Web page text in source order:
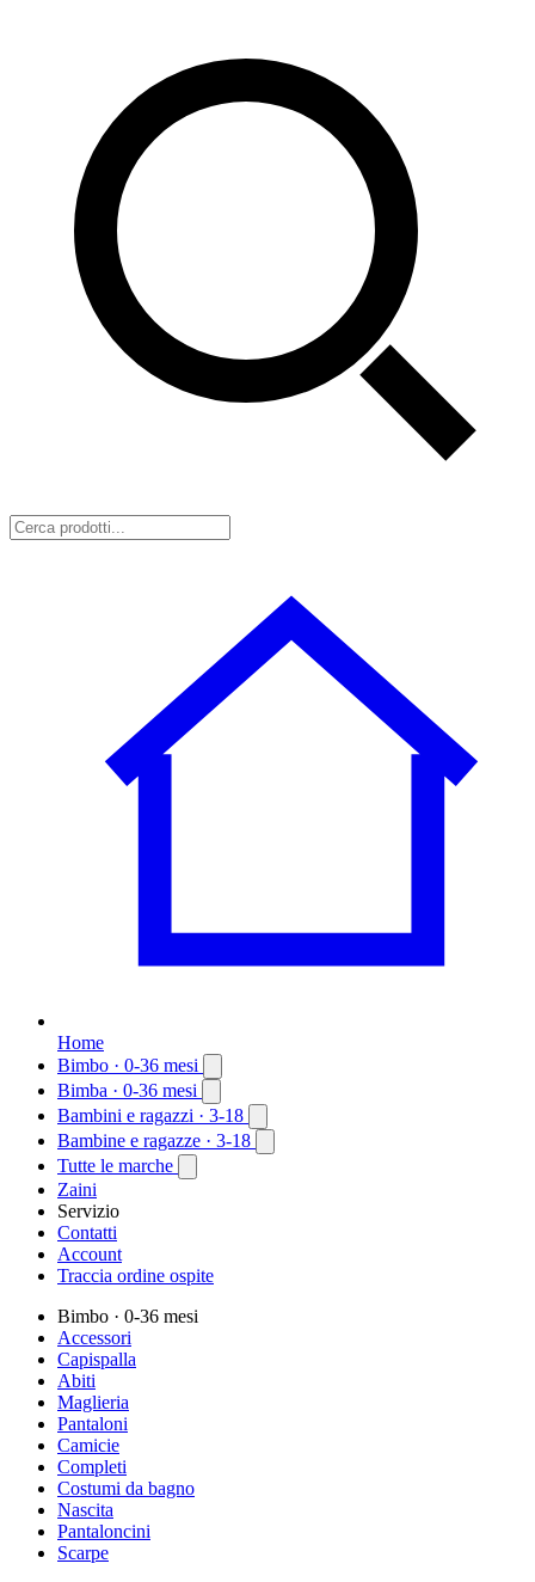
Home
Bimbo · 0-36 mesi
Bimba · 0-36 mesi
Bambini e ragazzi · 3-18
Bambine e ragazze · 3-18
Tutte le marche
Zaini
Servizio
Contatti
Account
Traccia ordine ospite
Bimbo · 0-36 mesi
Accessori
Capispalla
Abiti
Maglieria
Pantaloni
Camicie
Completi
Costumi da bagno
Nascita
Pantaloncini
Scarpe